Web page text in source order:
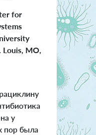
for
Louis, MO,
у
пор была